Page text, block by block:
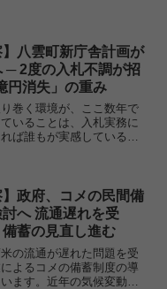
、入札・調達...
】八雲町新庁舎計画が
─ 2度の入札不調が招
円消失」の重み
巻く環境が、ここ数年で
いることは、入札実務に
ば誰もが実感しているは
る――こうし...
】政府、コメの民間備
へ 流通遅れを受
蓄の見直し進む
の流通が遅れた問題を受
よるコメの備蓄制度の導
ます。近年の気候変動や